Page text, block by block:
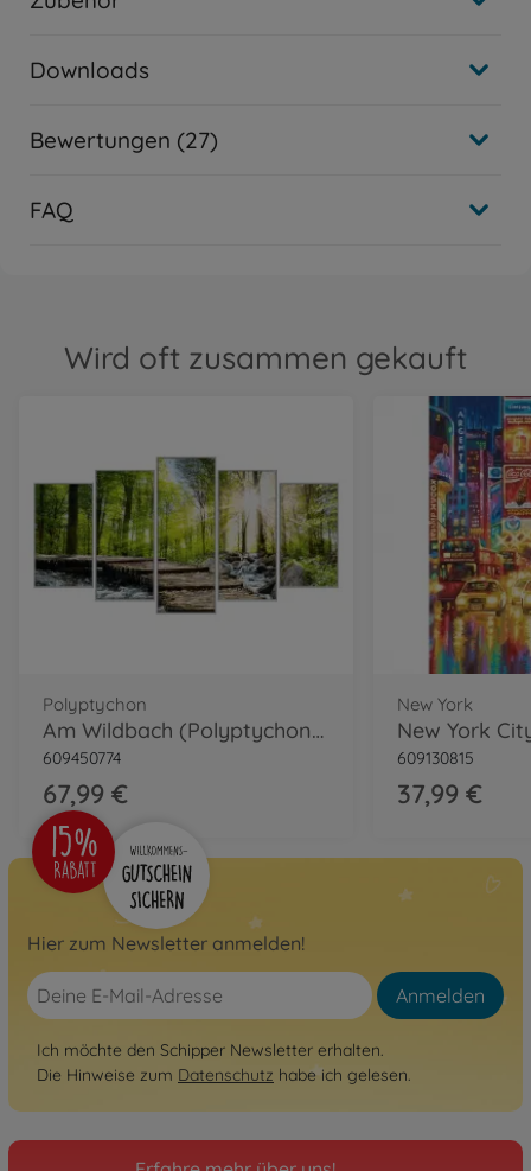
Downloads
Bewertungen (27)
FAQ
Wird oft zusammen gekauft
Polyptychon
Am Wildbach (Polyptychon) Malen nach Zahlen
609450774
67,99 €
New York
609130815
37,99 €
Hier zum Newsletter anmelden!
Anmelden
Ich möchte den Schipper Newsletter erhalten.
Die Hinweise zum Datenschutz habe ich gelesen.